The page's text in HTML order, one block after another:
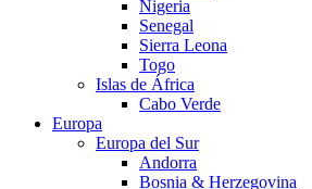
Nigeria
Senegal
Sierra Leona
Togo
Islas de África
Cabo Verde
Europa
Europa del Sur
Andorra
Bosnia & Herzegovina